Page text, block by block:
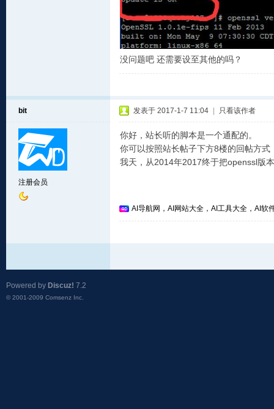
没问题吧 还需要设至其他的吗？
bit
注册会员
发表于 2017-1-7 11:04 只看该作者
你好，站长听的脚本是一个通配的。
你可以按照站长帖子下方8楼的回帖方
我天，从2014年2017终于把openssl版
AI导航网，AI网站大全，AI工具大全，AI软
Powered by Discuz! 7.2
© 2001-2009 Comsenz Inc.